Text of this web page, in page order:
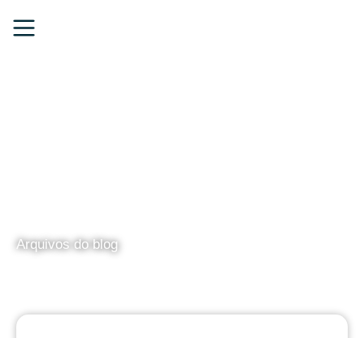
Arquivos do blog